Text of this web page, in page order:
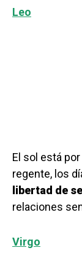
Leo
El sol está
regente, los
libertad de
relaciones
Virgo